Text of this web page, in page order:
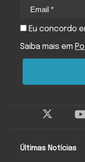
Últimas Notícias
Eu concordo
Saiba mais em